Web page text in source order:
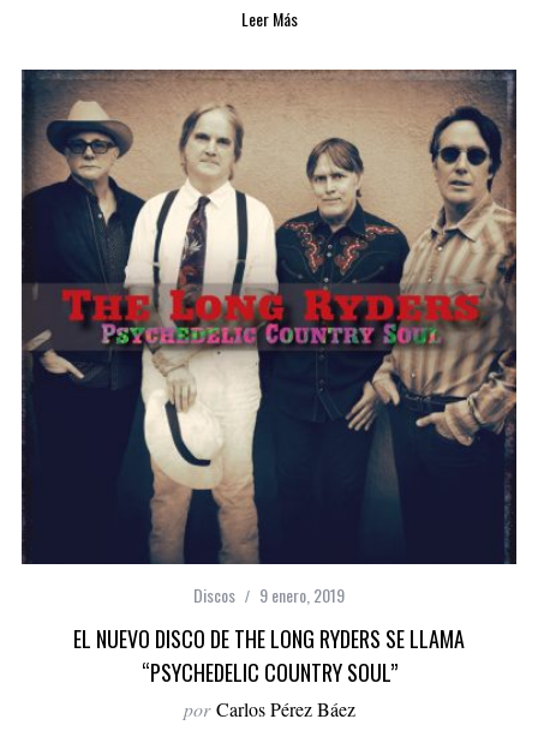
Leer Más
Discos 9 enero, 2019
EL NUEVO DISCO DE THE LONG RYDERS SE LLAMA
“PSYCHEDELIC COUNTRY SOUL”
por Carlos Pérez Báez